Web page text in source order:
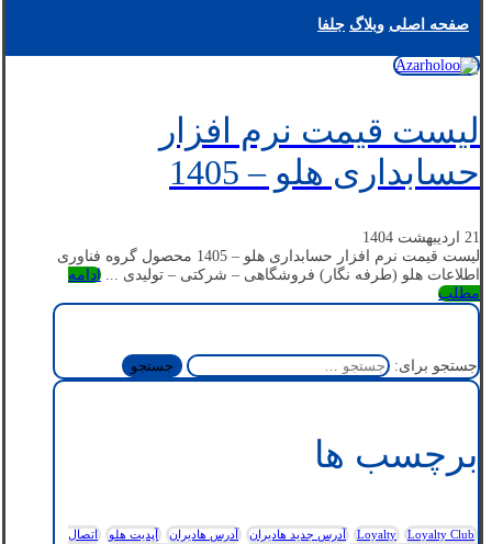
صفحه اصلی وبلاگ جلفا
لیست قیمت نرم افزار
حسابداری هلو – 1405
21 اردیبهشت 1404
لیست قیمت نرم افزار حسابداری هلو – 1405 محصول گروه فناوری
اطلاعات هلو (طرفه نگار) فروشگاهی – شرکتی – تولیدی ... ادامه
مطلب
جستجو برای:
برچسب ها
Loyalty Loyalty Club آدرس جدید هادیران آدرس هادیران آپدیت هلو
اتصال